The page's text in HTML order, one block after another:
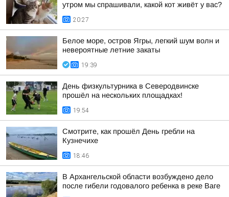
утром мы спрашивали, какой кот живёт у вас?
20:27
Белое море, остров Ягры, легкий шум волн и
невероятные летние закаты
19:39
День физкультурника в Северодвинске
прошёл на нескольких площадках!
19:54
Смотрите, как прошёл День гребли на
Кузнечихе
18:46
В Архангельской области возбуждено дело
после гибели годовалого ребенка в реке Ваге